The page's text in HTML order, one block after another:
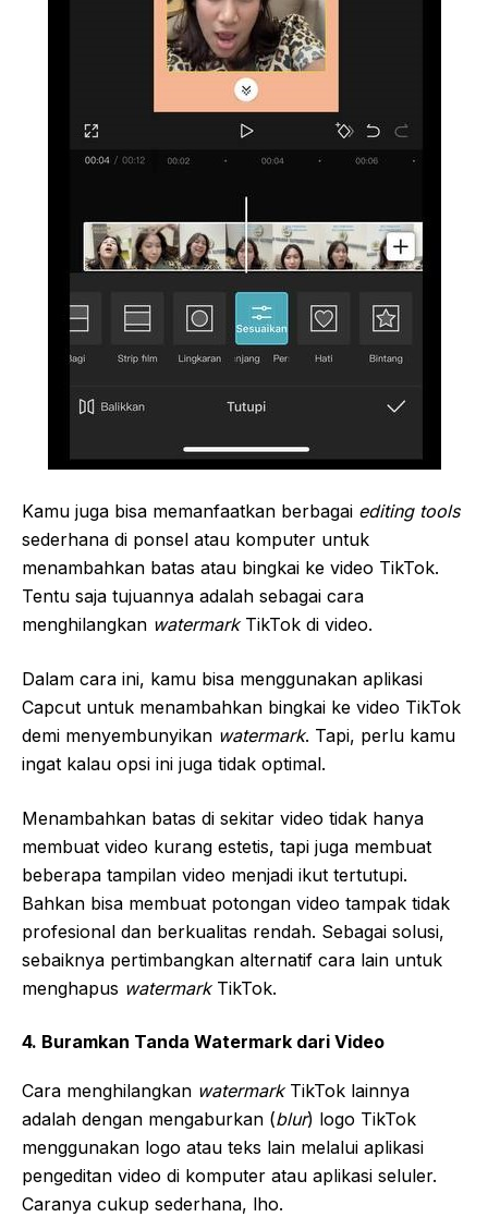
Kamu juga bisa memanfaatkan berbagai editing tools
sederhana di ponsel atau komputer untuk
menambahkan batas atau bingkai ke video TikTok.
Tentu saja tujuannya adalah sebagai cara
menghilangkan watermark TikTok di video.
Dalam cara ini, kamu bisa menggunakan aplikasi
Capcut untuk menambahkan bingkai ke video TikTok
demi menyembunyikan watermark. Tapi, perlu kamu
ingat kalau opsi ini juga tidak optimal.
Menambahkan batas di sekitar video tidak hanya
membuat video kurang estetis, tapi juga membuat
beberapa tampilan video menjadi ikut tertutupi.
Bahkan bisa membuat potongan video tampak tidak
profesional dan berkualitas rendah. Sebagai solusi,
sebaiknya pertimbangkan alternatif cara lain untuk
menghapus watermarkTikTok.
4. Buramkan Tanda Watermark dari Video
Cara menghilangkan watermark TikTok lainnya
adalah dengan mengaburkan (blur) logo TikTok
menggunakan logo atau teks lain melalui aplikasi
pengeditan video di komputer atau aplikasi seluler.
Caranya cukup sederhana, lho.